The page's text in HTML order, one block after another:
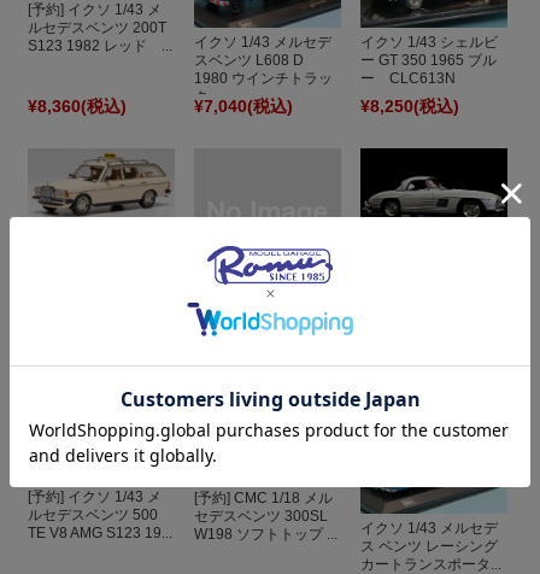
[予約] イクソ 1/43 メ
ルセデスベンツ 200T
S123 1982 レッド ...
¥8,360(税込)
イクソ 1/43 メルセデ
スベンツ L608 D
1980 ウインチトラッ
ク ...
¥7,040(税込)
イクソ 1/43 シェルビ
ー GT 350 1965 ブル
ー CLC613N
¥8,250(税込)
[予約] CMC 1/18 メル
セデスベンツ 300SL
[予約] イクソ 1/43 メ
ルセデスベンツ 500
TE V8 AMG S123 19...
[予約] CMC 1/18 メル
セデスベンツ 300SL
W198 ソフトトップ ...
イクソ 1/43 メルセデ
ス ベンツ レーシング
カートランスポータ...